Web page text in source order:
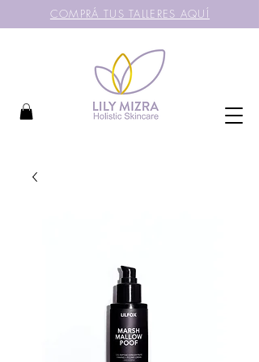
COMPRÁ TUS TALLERES AQUÍ